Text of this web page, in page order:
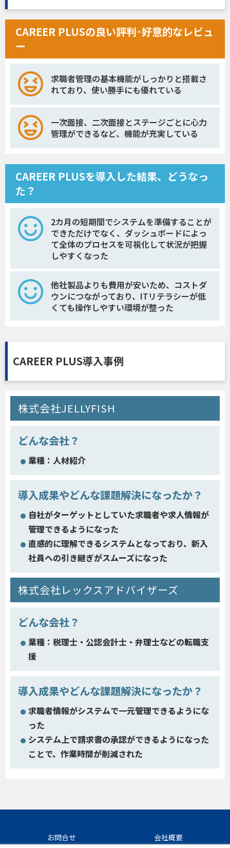
CAREER PLUSの良い評判･好意的なレビュ
ー
求職者管理の基本機能がしっかりと搭載さ
れており、使い勝手にも優れている
一次面接、二次面接とステージごとに心力
管理ができるなど、機能が充実している
CAREER PLUSを導入した結果、どうなっ
た？
2カ月の短期間でシステムを準備することが
できただけでなく、ダッシュボードによっ
て全体のプロセスを可視化して状況が把握
しやすくなった
他社製品よりも費用が安いため、コストダ
ウンにつながっており、ITリテラシーが低
くても操作しやすい環境が整った
CAREER PLUS導入事例
株式会社JELLYFISH
どんな会社？
業種：人材紹介
導入成果やどんな課題解決になったか？
自社がターゲットとしていた求職者や求人情報が
管理できるようになった
直感的に理解できるシステムとなっており、新入
社員への引き継ぎがスムーズになった
株式会社レックスアドバイザーズ
どんな会社？
業種：税理士・公認会計士・弁理士などの転職支
援
導入成果やどんな課題解決になったか？
求職者情報がシステムで一元管理できるようにな
った
システム上で請求書の承認ができるようになった
ことで、作業時間が削減された
お問合せ 会社概要